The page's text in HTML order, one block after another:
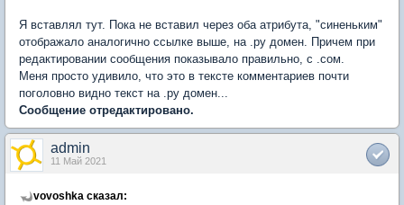
Я вставлял тут. Пока не вставил через оба атрибута, "синеньким"
отображало аналогично ссылке выше, на .ру домен. Причем при
редактировании сообщения показывало правильно, с .сом.
Меня просто удивило, что это в тексте комментариев почти
поголовно видно текст на .ру домен...
Сообщение отредактировано.
admin
11 Май 2021
vovoshka сказал: